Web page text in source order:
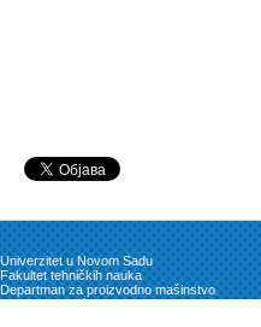
Univerzitet u Novom Sadu
Fakultet tehničkih nauka
Departman za proizvodno mašinstvo
Vladimira Perića Valtera 2, 21102 Novi Sad